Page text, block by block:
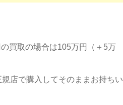
買取の場合は105万円（＋5万
店で購入してそのままお持ちい